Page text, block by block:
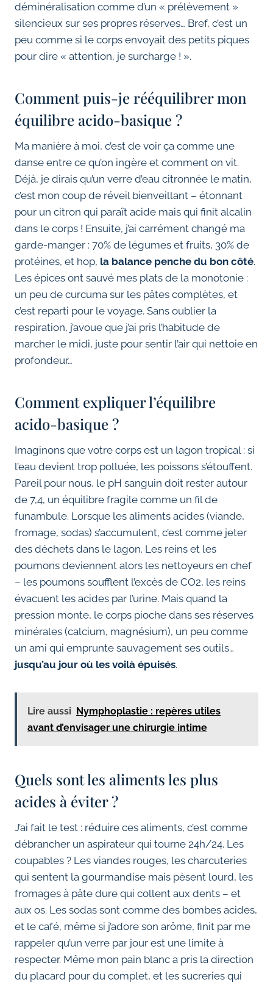
déminéralisation comme d’un « prélèvement »
silencieux sur ses propres réserves… Bref, c’est un
peu comme si le corps envoyait des petits piques
pour dire « attention, je surcharge ! ».
Comment puis-je rééquilibrer mon
équilibre acido-basique ?
Ma manière à moi, c’est de voir ça comme une
danse entre ce qu’on ingère et comment on vit.
Déjà, je dirais qu’un verre d’eau citronnée le matin,
c’est mon coup de réveil bienveillant – étonnant
pour un citron qui paraît acide mais qui finit alcalin
dans le corps ! Ensuite, j’ai carrément changé ma
garde-manger : 70% de légumes et fruits, 30% de
protéines, et hop, la balance penche du bon côté.
Les épices ont sauvé mes plats de la monotonie :
un peu de curcuma sur les pâtes complètes, et
c’est reparti pour le voyage. Sans oublier la
respiration, j’avoue que j’ai pris l’habitude de
marcher le midi, juste pour sentir l’air qui nettoie en
profondeur…
Comment expliquer l’équilibre
acido-basique ?
Imaginons que votre corps est un lagon tropical : si
l’eau devient trop polluée, les poissons s’étouffent.
Pareil pour nous, le pH sanguin doit rester autour
de 7,4, un équilibre fragile comme un fil de
funambule. Lorsque les aliments acides (viande,
fromage, sodas) s’accumulent, c’est comme jeter
des déchets dans le lagon. Les reins et les
poumons deviennent alors les nettoyeurs en chef
– les poumons soufflent l’excès de CO2, les reins
évacuent les acides par l’urine. Mais quand la
pression monte, le corps pioche dans ses réserves
minérales (calcium, magnésium), un peu comme
un ami qui emprunte sauvagement ses outils…
jusqu’au jour où les voilà épuisés.
Lire aussi Nymphoplastie : repères utiles
avant d’envisager une chirurgie intime
Quels sont les aliments les plus
acides à éviter ?
J’ai fait le test : réduire ces aliments, c’est comme
débrancher un aspirateur qui tourne 24h/24. Les
coupables ? Les viandes rouges, les charcuteries
qui sentent la gourmandise mais pèsent lourd, les
fromages à pâte dure qui collent aux dents – et
aux os. Les sodas sont comme des bombes acides,
et le café, même si j’adore son arôme, finit par me
rappeler qu’un verre par jour est une limite à
respecter. Même mon pain blanc a pris la direction
du placard pour du complet, et les sucreries qui